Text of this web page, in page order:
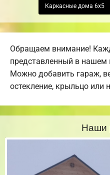
Каркасные дома 6х5
Обращаем внимание!
представленный в нашем
Можно добавить гараж,
остекление, крыльцо или
Наши